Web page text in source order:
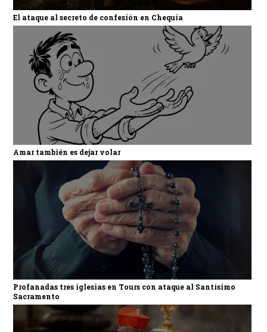
El ataque al secreto de confesión en Chequia
Amar también es dejar volar
Profanadas tres iglesias en Tours con ataque al Santísimo
Sacramento